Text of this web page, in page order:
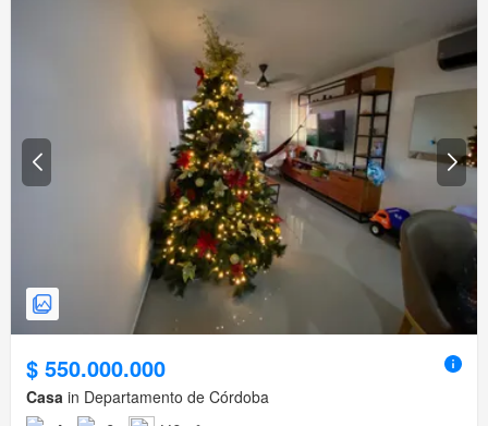
$ 550.000.000
Casa in Departamento de Córdoba